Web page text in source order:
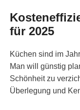
für 2025
Küchen sind im
Man will günstig
Schönheit zu
Überlegung und